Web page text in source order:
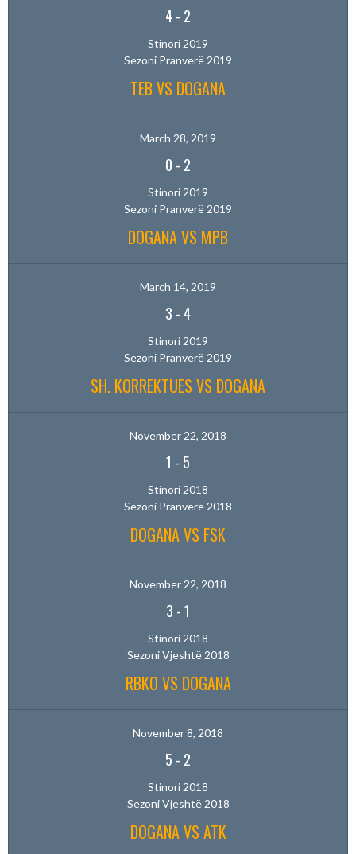
4- 2
Stinori 2019
Sezoni Pranverë 2019
TEB VS DOGANA
March 28, 2019
0 - 2
Stinori 2019
Sezoni Pranverë 2019
DOGANA VS MPB
March 14, 2019
3 - 4
Stinori 2019
Sezoni Pranverë 2019
SH. KORREKTUES VS DOGANA
November 22, 2018
1 - 5
Stinori 2018
Sezoni Pranverë 2018
DOGANA VS FSK
November 22, 2018
3 -1
Stinori 2018
Sezoni Vjeshtë 2018
RBKO VS DOGANA
November 8, 2018
5 - 2
Stinori 2018
Sezoni Vjeshtë 2018
DOGANA VS ATK